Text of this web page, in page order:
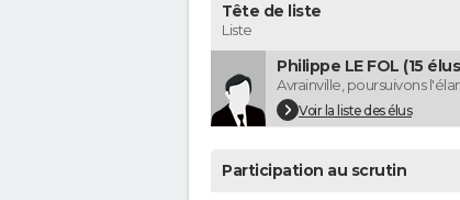
Tête de liste
Liste
Philippe LE FOL (15
Avrainville, poursuivons
Voir la liste des élus
Participation au scrutin